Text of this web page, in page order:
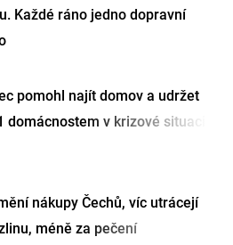
Každé ráno jedno dopravní
pomohl najít domov a udržet
domácnostem v krizové situaci
nákupy Čechů, víc utrácejí
méně za pečení